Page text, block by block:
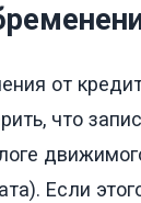
от
что
Если